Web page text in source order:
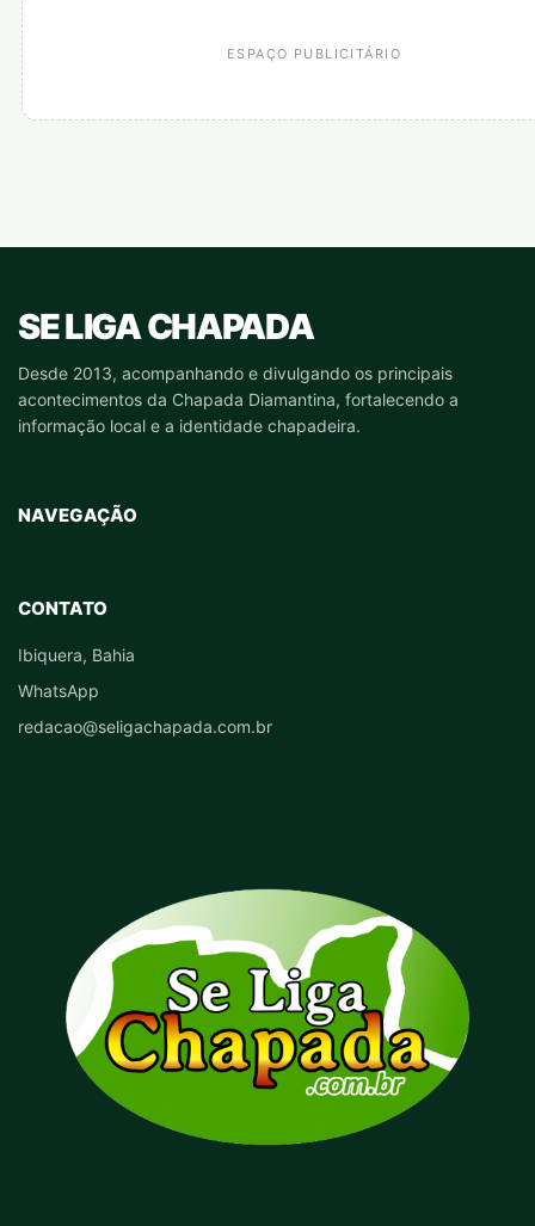
ESPAÇO PUBLICITÁRIO
SE LIGA CHAPADA
Desde 2013, acompanhando e divulgando os principais
acontecimentos da Chapada Diamantina, fortalecendo a
informação local e a identidade chapadeira.
NAVEGAÇÃO
CONTATO
Ibiquera, Bahia
WhatsApp
redacao@seligachapada.com.br